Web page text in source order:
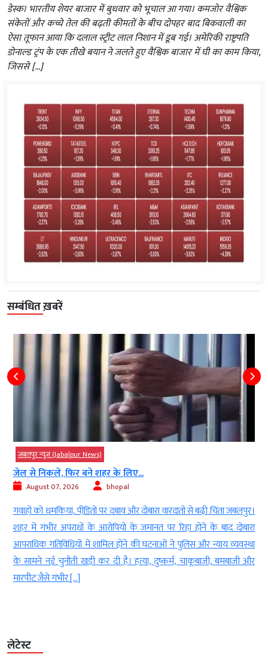
डेस्क। भारतीय शेयर बाजार में बुधवार को भूचाल आ गया। कमजोर वैश्विक
संकेतों और कच्चे तेल की बढ़ती कीमतों के बीच दोपहर बाद बिकवाली का
ऐसा तूफान आया कि दलाल स्ट्रीट लाल निशान में डूब गई। अमेरिकी राष्ट्रपति
डोनाल्ड ट्रंप के एक तीखे बयान ने जलते हुए वैश्विक बाजार में घी का काम किया,
जिससे […]
सम्बंधित ख़बरें
जबलपुर न्यूज़ (Jabalpur News)
जेल से निकले, फिर बने शहर के लिए...
August 07, 2026 bhopal
गवाहों को धमकियां, पीडि़तों पर दबाव और दोबारा वारदातों से बढ़ी चिंता जबलपुर।
शहर में गंभीर अपराधों के आरोपियों के जमानत पर रिहा होने के बाद दोबारा
आपराधिक गतिविधियों में शामिल होने की घटनाओं ने पुलिस और न्याय व्यवस्था
के सामने नई चुनौती खड़ी कर दी है। हत्या, दुष्कर्म, चाकूबाजी, बमबाजी और
मारपीट जैसे गंभीर […]
लेटेस्ट